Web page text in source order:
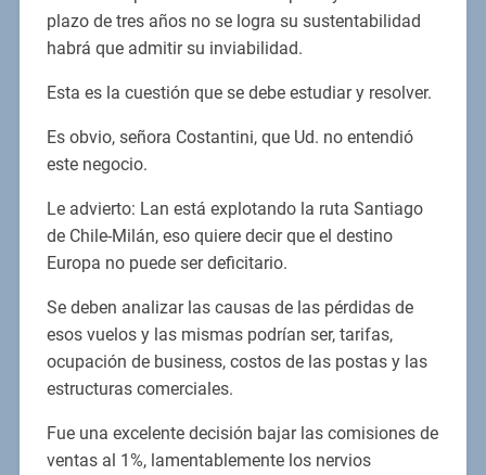
plazo de tres años no se logra su sustentabilidad
habrá que admitir su inviabilidad.
Esta es la cuestión que se debe estudiar y resolver.
Es obvio, señora Costantini, que Ud. no entendió
este negocio.
Le advierto: Lan está explotando la ruta Santiago
de Chile-Milán, eso quiere decir que el destino
Europa no puede ser deficitario.
Se deben analizar las causas de las pérdidas de
esos vuelos y las mismas podrían ser, tarifas,
ocupación de business, costos de las postas y las
estructuras comerciales.
Fue una excelente decisión bajar las comisiones de
ventas al 1%, lamentablemente los nervios